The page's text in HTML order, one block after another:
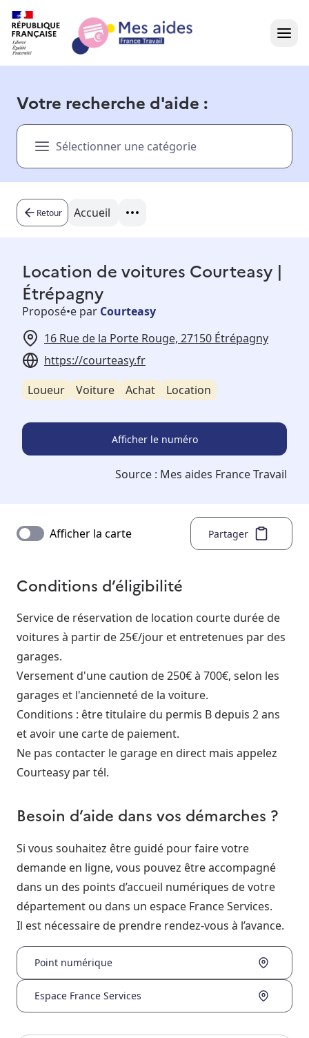
Présentation vidéo
Besoin d'aide ?
Votre recherche d'aide :
Sélectionner une catégorie
Retour Accueil
Location de voitures Courteasy |
Étrépagny
Proposé•e par Courteasy
16 Rue de la Porte Rouge, 27150 Étrépagny
https://courteasy.fr
Loueur
Voiture Achat Location
Afficher le numéro
Source : Mes aides France Travail
Afficher la carte Partager
Conditions d’éligibilité
Service de réservation de location courte durée de
voitures à partir de 25€/jour et entretenues par des
garages.
Versement d'une caution de 250€ à 700€, selon les
garages et l'ancienneté de la voiture.
Conditions : être titulaire du permis B depuis 2 ans
et avoir une carte de paiement.
Ne pas contacter le garage en direct mais appelez
Courteasy par tél.
Besoin d’aide dans vos démarches ?
Si vous souhaitez être guidé pour faire votre
demande en ligne, vous pouvez être accompagné
dans un des points d’accueil numériques de votre
département ou dans un espace France Services.
Il est nécessaire de prendre rendez-vous à l’avance.
Point numérique
Espace France Services